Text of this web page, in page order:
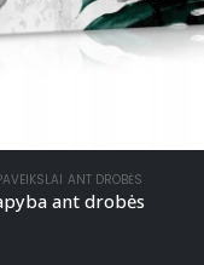
ANT DROBĖS
ant drobės